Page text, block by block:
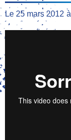
Le 25 mars 2012 à